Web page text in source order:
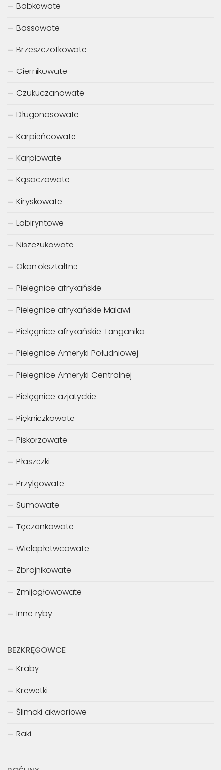
Babkowate
Bassowate
Brzeszczotkowate
Ciernikowate
Czukuczanowate
Długonosowate
Karpieńcowate
Karpiowate
Kąsaczowate
Kiryskowate
Labiryntowe
Niszczukowate
Okoniokształtne
Pielęgnice afrykańskie
Pielęgnice afrykańskie Malawi
Pielęgnice afrykańskie Tanganika
Pielęgnice Ameryki Południowej
Pielęgnice Ameryki Centralnej
Pielęgnice azjatyckie
Piękniczkowate
Piskorzowate
Płaszczki
Przylgowate
Sumowate
Tęczankowate
Wielopłetwcowate
Zbrojnikowate
Żmijogłowowate
Inne ryby
BEZKRĘGOWCE
Kraby
Krewetki
Ślimaki akwariowe
Raki